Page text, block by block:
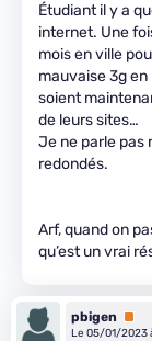
Étudiant il y a
internet. Une
mois en ville
mauvaise 3g en
soient
de leurs sites…
Je ne parle pas
redondés.
Arf, quand on
qu’est un vrai
pbigen
Le 05/01/2023